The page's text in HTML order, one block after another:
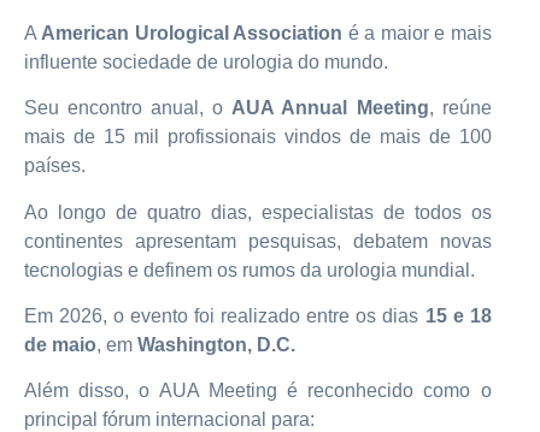
A American Urological Association é a maior e mais
influente sociedade de urologia do mundo.
Seu encontro anual, o AUA Annual Meeting, reúne
mais de 15 mil profissionais vindos de mais de 100
países.
Ao longo de quatro dias, especialistas de todos os
continentes apresentam pesquisas, debatem novas
tecnologias e definem os rumos da urologia mundial.
Em 2026, o evento foi realizado entre os dias 15 e 18
de maio, em Washington, D.C.
Além disso, o AUA Meeting é reconhecido como o
principal fórum internacional para: